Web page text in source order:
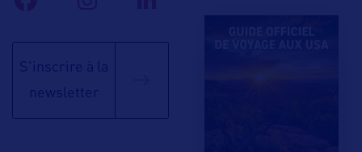
S'inscrire à la
newsletter